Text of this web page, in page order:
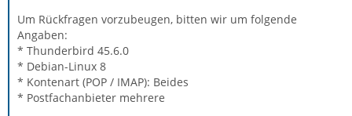
Um Rückfragen vorzubeugen, bitten wir um folgende
Angaben:
* Thunderbird 45.6.0
* Debian-Linux 8
* Kontenart (POP / IMAP): Beides
* Postfachanbieter mehrere